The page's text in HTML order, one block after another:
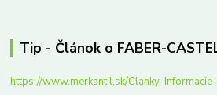
Tip - Článok o FABER-
https://www.merkantil.sk/Clanky-